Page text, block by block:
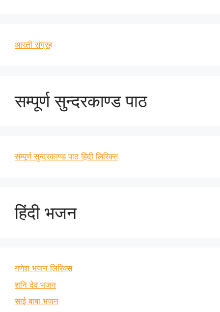
आरती संग्रह
सम्पूर्ण सुन्दरकाण्ड पाठ
सम्पूर्ण सुन्दरकाण्ड पाठ हिंदी लिरिक्स
हिंदी भजन
गणेश भजन लिरिक्स
शनि देव भजन
साई बाबा भजन